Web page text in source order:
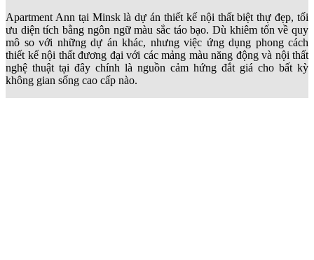
Apartment Ann tại Minsk là dự án thiết kế nội thất biệt thự đẹp, tối
ưu diện tích bằng ngôn ngữ màu sắc táo bạo. Dù khiêm tốn về quy
mô so với những dự án khác, nhưng việc ứng dụng phong cách
thiết kế nội thất đương đại với các mảng màu năng động và nội thất
nghệ thuật tại đây chính là nguồn cảm hứng đắt giá cho bất kỳ
không gian sống cao cấp nào.